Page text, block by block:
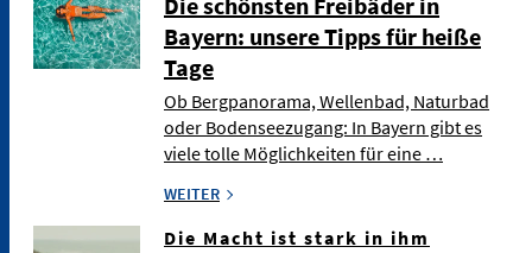
Bayern: unsere Tipps für heiße
Tage
Ob Bergpanorama, Wellenbad, Naturbad
oder Bodenseezugang: In Bayern gibt es
viele tolle Möglichkeiten für eine …
WEITER
Die Macht ist stark in ihm